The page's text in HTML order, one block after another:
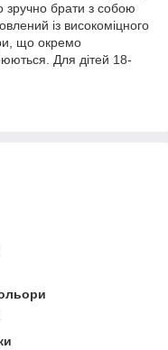
зручно брати з собою
із високоміцного
що окремо
Для дітей 18-